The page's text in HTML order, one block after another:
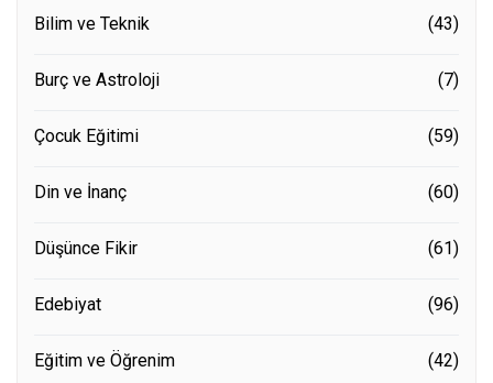
Bilim ve Teknik (43)
Burç ve Astroloji (7)
Çocuk Eğitimi (59)
Din ve İnanç (60)
Düşünce Fikir (61)
Edebiyat (96)
Eğitim ve Öğrenim (42)